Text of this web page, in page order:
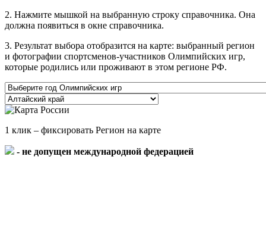
2. Нажмите мышкой на выбранную строку справочника. Она
должна появиться в окне справочника.
3. Результат выбора отобразится на карте: выбранный регион
и фотографии спортсменов-участников Олимпийских игр,
которые родились или проживают в этом регионе РФ.
1 клик – фиксировать Регион на карте
- не допущен международной федерацией